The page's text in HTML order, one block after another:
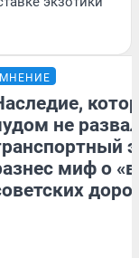
МНЕНИЕ
не
миф о